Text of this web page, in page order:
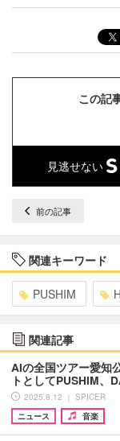
この記
見逃せない
前の記事
関連キーワード
PUSHIM
関連記事
AIの全国ツアー愛知
トとしてPUSHIM
2025.8.12 ｜ SPICER
ニュース
音楽